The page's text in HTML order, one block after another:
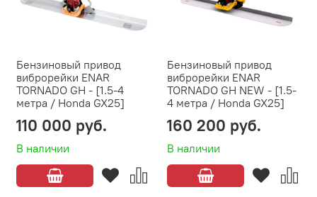
Бензиновый привод
виброрейки ENAR
TORNADO GH - [1.5-4
метра / Honda GX25]
В наличии
110 000 руб.
Бензиновый привод
виброрейки ENAR
TORNADO GH NEW - [1.5-
4 метра / Honda GX25]
В наличии
160 200 руб.